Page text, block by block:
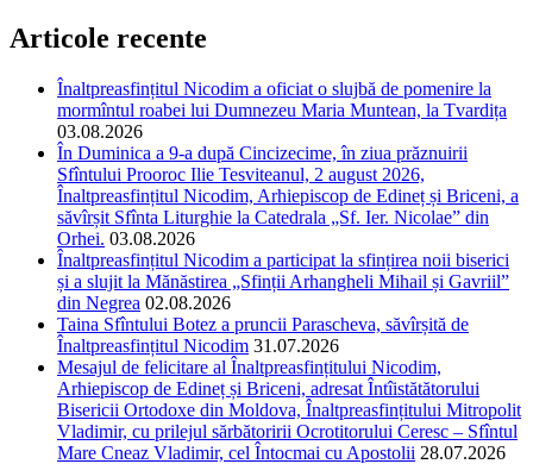
Articole recente
Înaltpreasfințitul Nicodim a oficiat o slujbă de pomenire la
mormîntul roabei lui Dumnezeu Maria Muntean, la Tvardița
03.08.2026
În Duminica a 9-a după Cincizecime, în ziua prăznuirii
Sfîntului Prooroc Ilie Tesviteanul, 2 august 2026,
Înaltpreasfințitul Nicodim, Arhiepiscop de Edineț și Briceni, a
săvîrșit Sfînta Liturghie la Catedrala „Sf. Ier. Nicolae” din
Orhei. 03.08.2026
Înaltpreasfințitul Nicodim a participat la sfințirea noii biserici
și a slujit la Mănăstirea „Sfinții Arhangheli Mihail și Gavriil”
din Negrea 02.08.2026
Taina Sfîntului Botez a pruncii Parascheva, săvîrșită de
Înaltpreasfințitul Nicodim 31.07.2026
Mesajul de felicitare al Înaltpreasfințitului Nicodim,
Arhiepiscop de Edineț și Briceni, adresat Întîistătătorului
Bisericii Ortodoxe din Moldova, Înaltpreasfințitului Mitropolit
Vladimir, cu prilejul sărbătoririi Ocrotitorului Ceresc – Sfîntul
Mare Cneaz Vladimir, cel Întocmai cu Apostolii 28.07.2026